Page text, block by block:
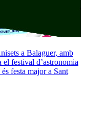
a Balaguer, amb
festival d’astronomia
festa major a Sant